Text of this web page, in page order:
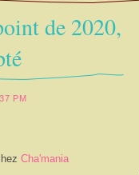
de 2020,
PM
Cha'mania